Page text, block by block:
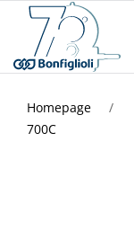
Homepage
700C